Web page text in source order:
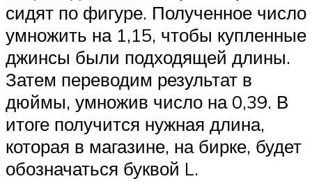
сидят по фигуре. Полученное число
умножить на 1,15, чтобы купленные
джинсы были подходящей длины.
Затем переводим результат в
дюймы, умножив число на 0,39. В
итоге получится нужная длина,
которая в магазине, на бирке, будет
обозначаться буквой L.